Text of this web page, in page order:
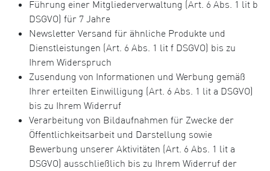
Führung einer Mitgliederverwaltung (Art. 6 Abs. 1 lit b
DSGVO) für 7 Jahre
Newsletter Versand für ähnliche Produkte und
Dienstleistungen (Art. 6 Abs. 1 lit f DSGVO) bis zu
Ihrem Widerspruch
Zusendung von Informationen und Werbung gemäß
Ihrer erteilten Einwilligung (Art. 6 Abs. 1 lit a DSGVO)
bis zu Ihrem Widerruf
Verarbeitung von Bildaufnahmen für Zwecke der
Öffentlichkeitsarbeit und Darstellung sowie
Bewerbung unserer Aktivitäten (Art. 6 Abs. 1 lit a
DSGVO) ausschließlich bis zu Ihrem Widerruf der